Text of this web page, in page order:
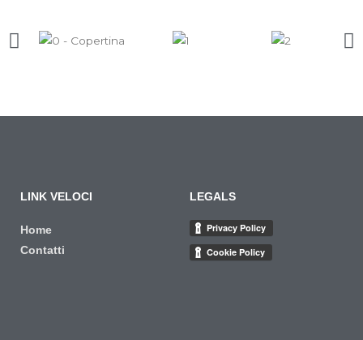
LINK VELOCI
Home
Contatti
LEGALS